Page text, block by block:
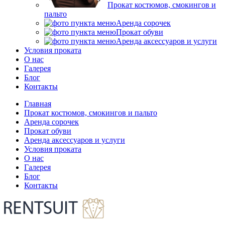
Прокат костюмов, смокингов и
пальто
Аренда сорочек
Прокат обуви
Аренда аксессуаров и услуги
Условия проката
О нас
Галерея
Блог
Контакты
Главная
Прокат костюмов, смокингов и пальто
Аренда сорочек
Прокат обуви
Аренда аксессуаров и услуги
Условия проката
О нас
Галерея
Блог
Контакты